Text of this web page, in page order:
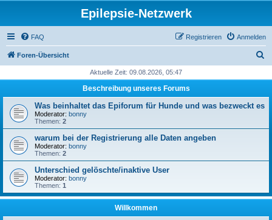
Epilepsie-Netzwerk
FAQ Anmelden
Registrieren
Foren-Übersicht
h
Aktuelle Zeit: 09.08.2026, 05:47
Beschreibung unseres Forums
Was beinhaltet das Epiforum für Hunde und was bezweckt es
Moderator: bonny
Themen: 2
warum bei der Registrierung alle Daten angeben
Moderator: bonny
Themen: 2
Unterschied gelöschte/inaktive User
Moderator: bonny
Themen: 1
Willkommen